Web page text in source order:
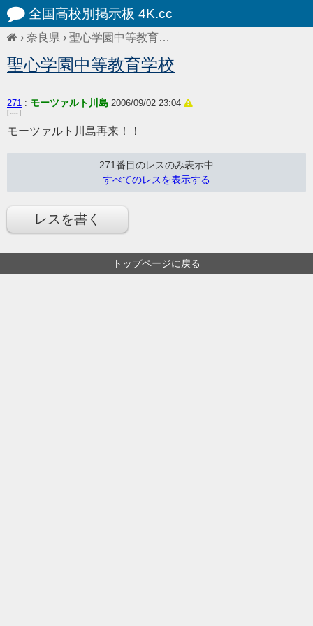
全国高校別掲示板 4K.cc
› 奈良県 › 聖心学園中等教育…
聖心学園中等教育学校
271 : モーツァルト川島 2006/09/02 23:04
[ ---- ]
モーツァルト川島再来！！
271番目のレスのみ表示中
すべてのレスを表示する
レスを書く
トップページに戻る